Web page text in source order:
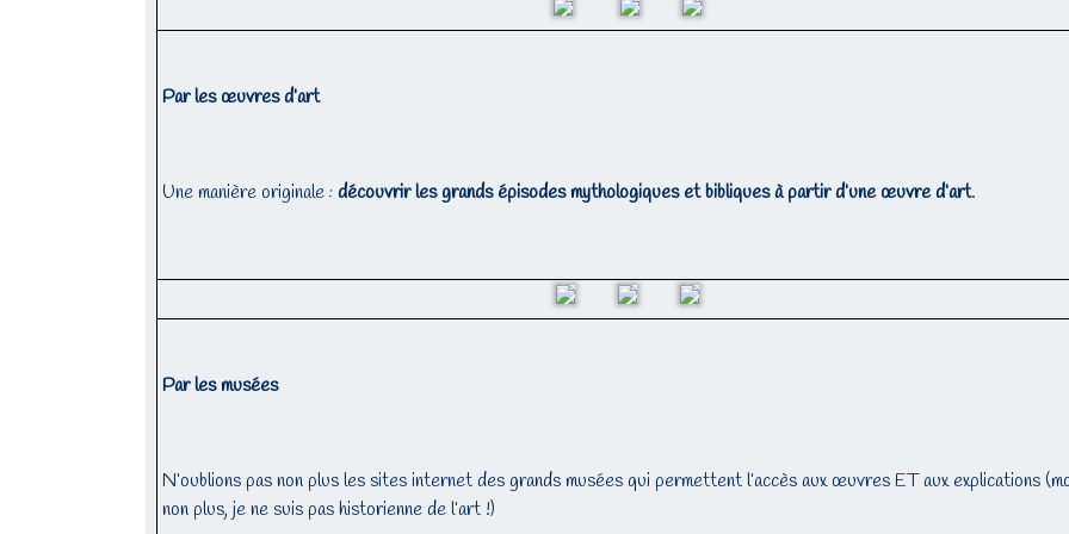
Par les œuvres d’art
Une manière originale : découvrir les grands épisodes mythologiques et bibliques à partir d’une œuvre d’art.
Par les musées
N’oublions pas non plus les sites internet des grands musées qui permettent l’accès aux œuvres ET aux explications
non plus, je ne suis pas historienne de l’art !)